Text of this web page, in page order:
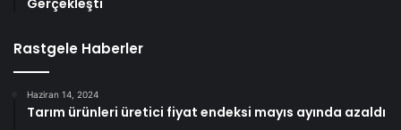
Rastgele Haberler
Haziran 14, 2024
Tarım ürünleri üretici fiyat endeksi mayıs ayında azaldı